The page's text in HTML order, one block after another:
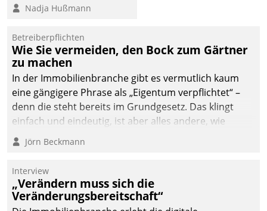
digitalen Cockpit, das
passende Fragen und
Schlagworte auswirft.
Eine intuitive
Dialogführung ermöglicht
dem externen
Serviceteam, Anrufe von
Mietenden zügiger und
effizienter zu bearbeiten.
Nadja Hußmann
Betreiberpflichten
Wie Sie vermeiden, den Bock zum Gärtner
zu machen
In der Immobilienbranche gibt es vermutlich kaum
eine gängigere Phrase als „Eigentum verpflichtet“ –
denn die steht bereits im Grundgesetz. Das klingt
einfach und eindeutig, ist aber alles andere, wie
Branchenbeschäftigte wissen. Denn mit der
Verantwortung folgen Verpflichtungen.
Jörn Beckmann
Interview
„Verändern muss sich die
Veränderungsbereitschaft“